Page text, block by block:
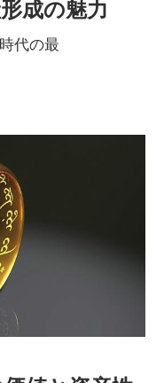
成の魅力
代の最